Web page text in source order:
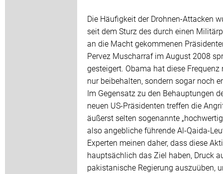
Die Häufigkeit der Drohnen-Attacken
seit dem Sturz des durch einen
an die Macht gekommenen
Pervez Muscharraf im August 2008
gesteigert. Obama hat diese Frequenz
nur beibehalten, sondern sogar noch
Im Gegensatz zu den Behauptungen
neuen US-Präsidenten treffen die
äußerst selten sogenannte
also angebliche führende Al-Qaida-
Experten meinen daher, dass diese
hauptsächlich das Ziel haben, Druck
pakistanische Regierung auszuüben,